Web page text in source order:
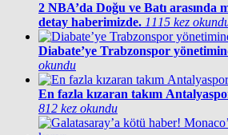
2 NBA’da Doğu ve Batı arasında
detay haberimizde. 1115 kez
Diabate’ye Trabzonspor
okundu
En fazla kızaran takım
812 kez okundu